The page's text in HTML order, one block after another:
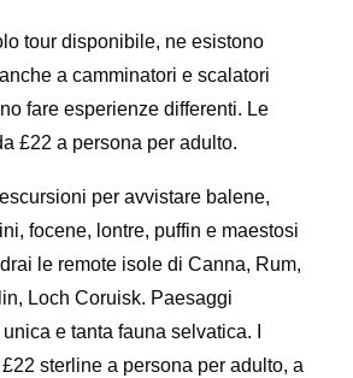
tour disponibile, ne esistono
a camminatori e scalatori
fare esperienze differenti. Le
£22 a persona per adulto.
per avvistare balene,
focene, lontre, puffin e maestosi
le remote isole di Canna, Rum,
Loch Coruisk. Paesaggi
e tanta fauna selvatica. I
sterline a persona per adulto, a